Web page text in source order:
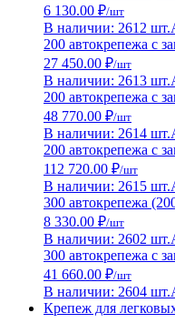
6 130.00 ₽/шт
В наличии: 2612 шт.
200 автокрепежа с
27 450.00 ₽/шт
В наличии: 2613 шт.
200 автокрепежа с
48 770.00 ₽/шт
В наличии: 2614 шт.
200 автокрепежа с
112 720.00 ₽/шт
В наличии: 2615 шт.
300 автокрепежа
8 330.00 ₽/шт
В наличии: 2602 шт.
300 автокрепежа с
41 660.00 ₽/шт
В наличии: 2604 шт.
Крепеж для